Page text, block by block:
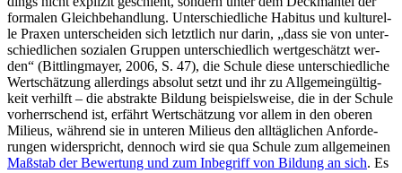
for­ma­len Gleich­be­hand­lung. Unter­schied­li­che Habi­tus und kul­tu­rel­
le Pra­xen unter­schei­den sich letzt­lich nur dar­in, „dass sie von unter­
schied­li­chen sozia­len Grup­pen unter­schied­lich wert­ge­schätzt wer­
den“ (Bitt­ling­may­er, 2006, S. 47), die Schu­le die­se unter­schied­li­che
Wert­schät­zung aller­dings abso­lut setzt und ihr zu All­ge­mein­gül­tig­
keit ver­hilft – die abs­trak­te Bil­dung bei­spiels­wei­se, die in der Schu­le
vor­herr­schend ist, erfährt Wert­schät­zung vor allem in den obe­ren
Milieus, wäh­rend sie in unte­ren Milieus den all­täg­li­chen Anfor­de­
run­gen wider­spricht, den­noch wird sie qua Schu­le zum all­ge­mei­nen
Maß­stab der Bewer­tung und zum Inbe­griff von Bil­dung an sich. Es